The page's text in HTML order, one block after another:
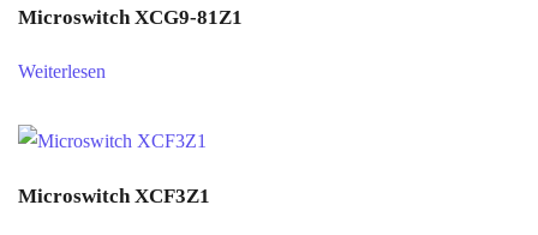
Microswitch XCG9-81Z1
Weiterlesen
Microswitch XCF3Z1